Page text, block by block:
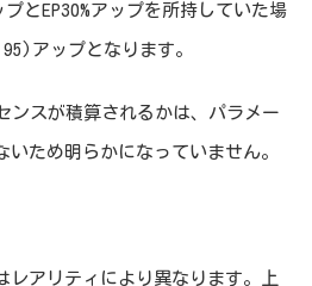
プとEP30%アップを所持していた場
アップとなります。
ンスが積算されるかは、パラメー
ため明らかになっていません。
レアリティにより異なります。上